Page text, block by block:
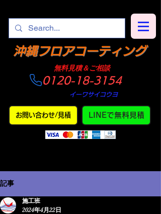
​沖縄フロアコーティング
​無料見積＆ご相談
0120-18-3154
イーワサイコウヨ
お問い合わせ/見積 LINEで無料見積
記事
施工班
2024年4月22日